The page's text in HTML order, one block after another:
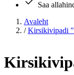
Saa
Avaleht
/ Kirsikivipadi